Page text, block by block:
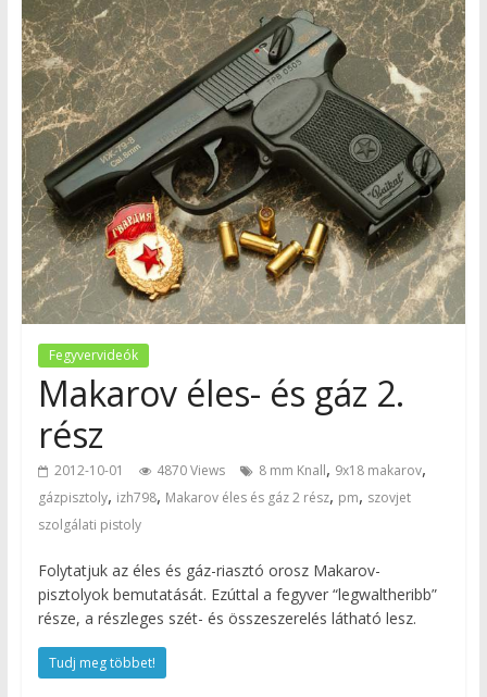
Fegyvervideók
Makarov éles- és gáz 2.
rész
2012-10-01 4870 Views 8 mm Knall, 9x18 makarov,
gázpisztoly, izh798, Makarov éles és gáz 2 rész, pm, szovjet
szolgálati pistoly
Folytatjuk az éles és gáz-riasztó orosz Makarov-
pisztolyok bemutatását. Ezúttal a fegyver “legwaltheribb”
része, a részleges szét- és összeszerelés látható lesz.
Tudj meg többet!